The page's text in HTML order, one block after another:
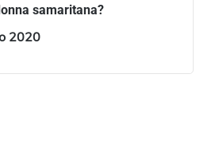
samaritana?
2020